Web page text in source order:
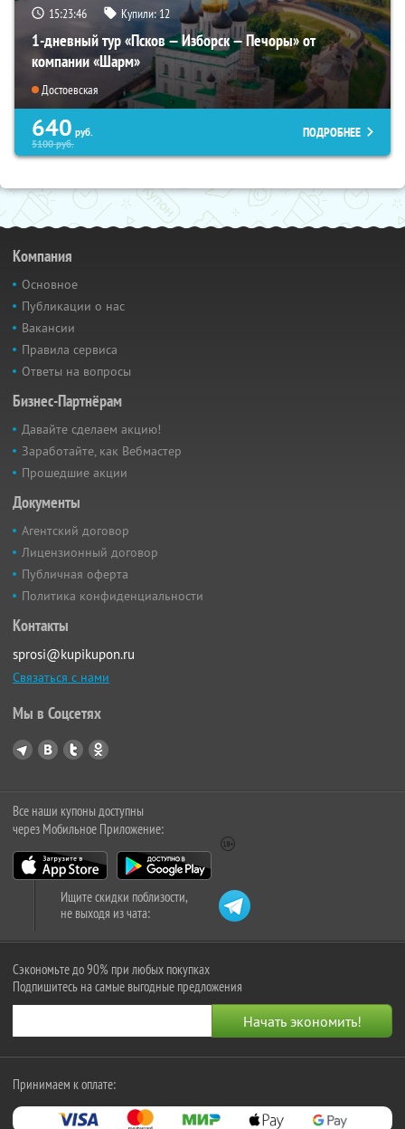
15:23:44 Купили:12
1-дневный тур «Псков — Изборск — Печоры» от
компании «Шарм»
Достоевская
640 руб.
5100руб.
ПОДРОБНЕЕ
Компания
Основное
Публикации о нас
Вакансии
Правила сервиса
Ответы на вопросы
Бизнес-Партнёрам
Давайте сделаем акцию!
Заработайте, как Вебмастер
Прошедшие акции
Документы
Агентский договор
Лицензионный договор
Публичная оферта
Политика конфиденциальности
Контакты
sprosi@kupikupon.ru
Связаться с нами
Мы в Соцсетях
Все наши купоны доступны
через Мобильное Приложение:
Ищите скидки поблизости,
не выходя из чата:
Сэкономьте до 90% при любых покупках
Подпишитесь на самые выгодные предложения
Принимаем к оплате: